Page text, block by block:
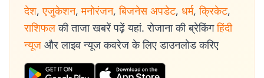
देश, एजुकेशन, मनोरंजन, बिजनेस अपडेट, धर्म, क्रिकेट,
राशिफल की ताजा खबरें पढ़ें यहां. रोजाना की ब्रेकिंग हिंदी
न्यूज और लाइव न्यूज कवरेज के लिए डाउनलोड करिए